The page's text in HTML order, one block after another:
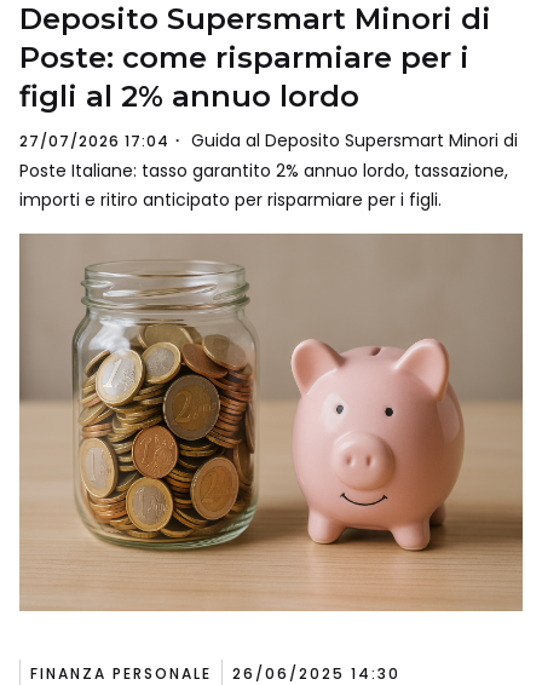
Deposito Supersmart Minori di
Poste: come risparmiare per i
figli al 2% annuo lordo
27/07/2026 17:04
Guida al Deposito Supersmart Minori di
Poste Italiane: tasso garantito 2% annuo lordo, tassazione,
importi e ritiro anticipato per risparmiare per i figli.
FINANZA PERSONALE 26/06/2025 14:30